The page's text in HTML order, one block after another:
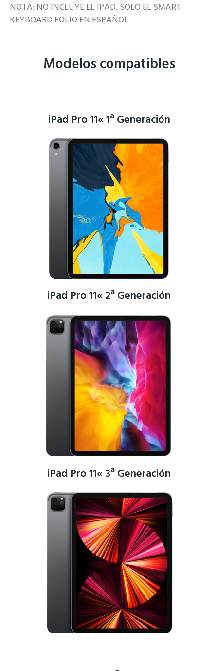
NOTA: NO INCLUYE EL IPAD, SOLO EL SMART
KEYBOARD FOLIO EN ESPAÑOL
Modelos compatibles
iPad Pro 11« 1ª Generación
iPad Pro 11« 2ª Generación
iPad Pro 11« 3ª Generación